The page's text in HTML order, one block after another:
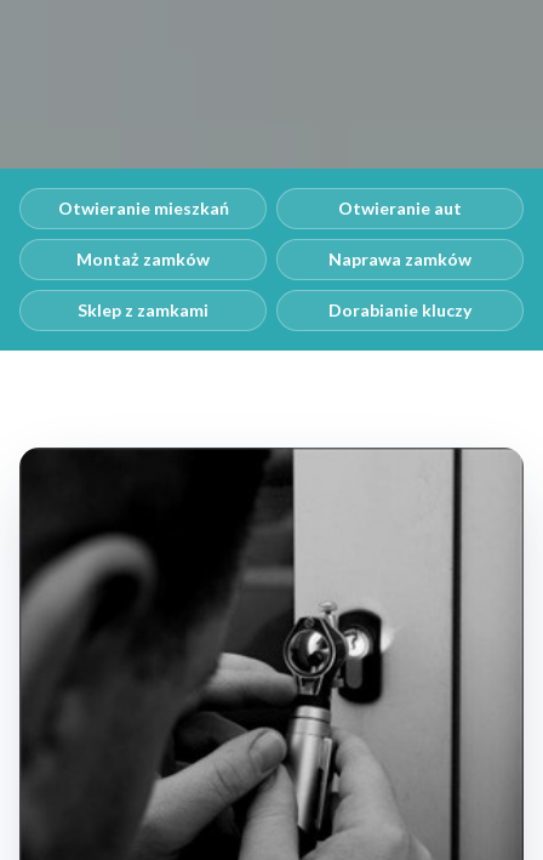
Otwieranie mieszkań Otwieranie aut
Montaż zamków Naprawa zamków
Sklep z zamkami Dorabianie kluczy